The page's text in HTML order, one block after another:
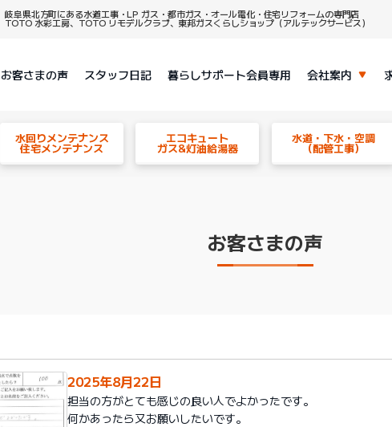
岐阜県北方町にある水道工事・LP ガス・都市ガス・オール電化・住宅リフォームの専門店
TOTO 水彩工房、TOTO リモデルクラブ、東邦ガスくらしショップ（アルテックサービス）
お客さまの声 スタッフ日記 暮らしサポート会員専用 会社案内
水回りメンテナンス
住宅メンテナンス
エコキュート
ガス&灯油給湯器
水道・下水・空調
（配管工事）
お客さまの声
2025年8月22日
担当の方がとても感じの良い人でよかったです。
何かあったら又お願いしたいです。